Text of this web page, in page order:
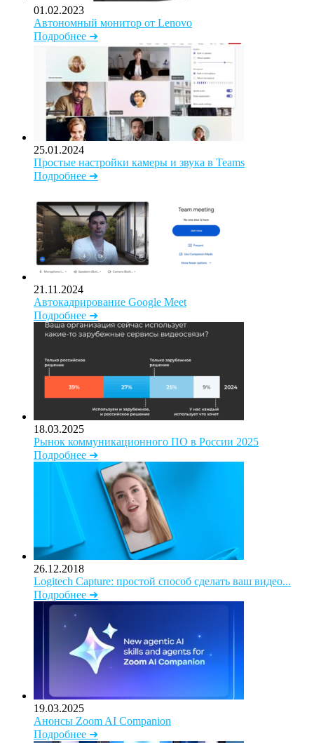
01.02.2023
Автономный монитор от Lenovo
Подробнее ➜
25.01.2024
Простые настройки камеры и звука в Teams
Подробнее ➜
21.11.2024
Автокадрирование Google Meet
Подробнее ➜
18.03.2025
Рынок коммуникационного ПО в России 2025
Подробнее ➜
26.12.2018
Logitech Capture: простой способ сделать ваш видео...
Подробнее ➜
19.03.2025
Анонсы Zoom AI Companion
Подробнее ➜